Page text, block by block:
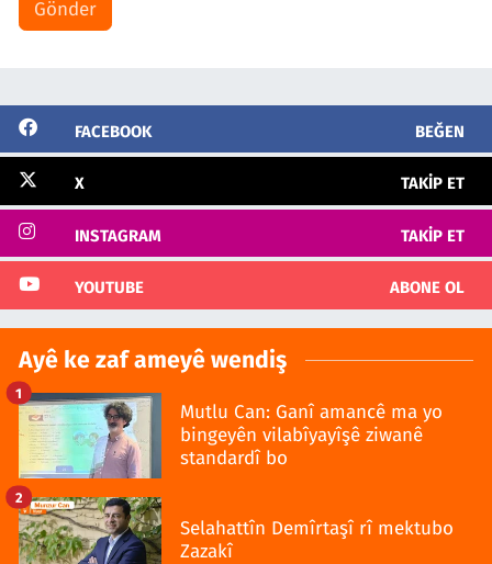
Gönder
FACEBOOK BEĞEN
X TAKIP ET
INSTAGRAM TAKIP ET
YOUTUBE ABONE OL
Ayê ke zaf ameyê wendiş
Mutlu Can: Ganî amancê ma yo
bingeyên vilabîyayîşê ziwanê
standardî bo
1
Selahattîn Demîrtaşî rî mektubo
Zazakî
2